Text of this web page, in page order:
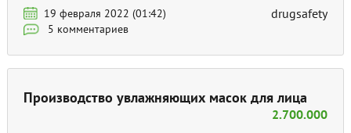
19 февраля 2022 (01:42)
5 комментариев
drugsafety
Производство увлажняющих масок для лица
2.700.000